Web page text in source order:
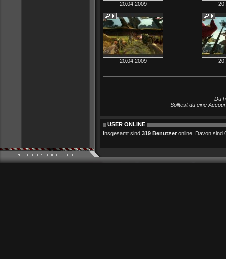
20.04.2009
20.04.2009
Du
Solltest du eine
USER ONLINE
Insgesamt sind 319 Benutzer online. Davon sind